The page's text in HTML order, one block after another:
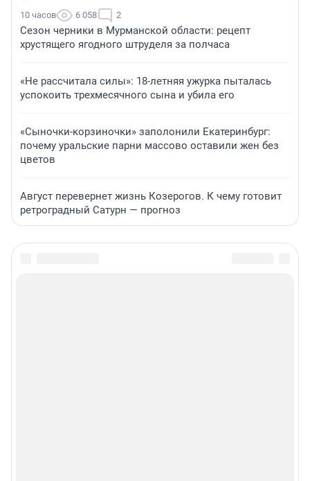
10 часов 6 058 2
Сезон черники в Мурманской области: рецепт
хрустящего ягодного штруделя за полчаса
«Не рассчитала силы»: 18-летняя ужурка пыталась
успокоить трехмесячного сына и убила его
«Сыночки-корзиночки» заполонили Екатеринбург:
почему уральские парни массово оставили жен без
цветов
Август перевернет жизнь Козерогов. К чему готовит
ретроградный Сатурн — прогноз